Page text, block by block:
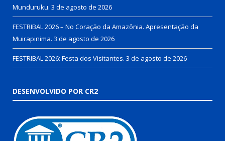
Munduruku. 3 de agosto de 2026
FESTRIBAL 2026 – No Coração da Amazônia. Apresentação da
Muirapinima. 3 de agosto de 2026
FESTRIBAL 2026: Festa dos Visitantes. 3 de agosto de 2026
DESENVOLVIDO POR CR2